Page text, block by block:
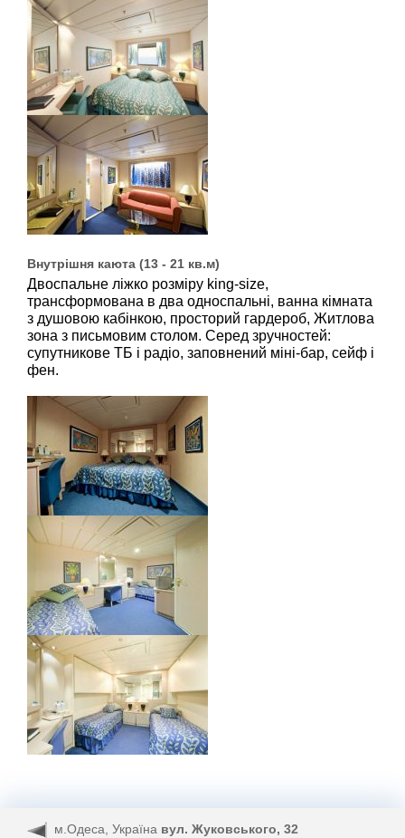
Внутрішня каюта (13 - 21 кв.м)
Двоспальне ліжко розміру king-size,
трансформована в два односпальні, ванна кімната
з душовою кабінкою, просторий гардероб, Житлова
зона з письмовим столом. Серед зручностей:
супутникове ТБ і радіо, заповнений міні-бар, сейф і
фен.
м.Одеса, Україна вул. Жуковського, 32